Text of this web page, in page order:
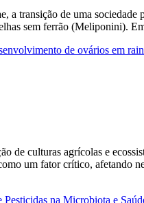
a transição de uma
sem ferrão (Meliponini).
de ovários em
de culturas agrícolas e
um fator crítico, afetando
na Microbiota e